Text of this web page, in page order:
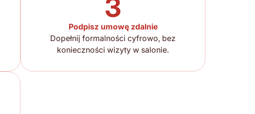
3
Podpisz umowę zdalnie
Dopełnij formalności cyfrowo, bez
konieczności wizyty w salonie.